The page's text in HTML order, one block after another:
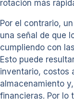
rotación más
Por el contrario,
una señal de que
cumpliendo con
Esto puede
inventario, costos
almacenamiento
financieras. Por lo